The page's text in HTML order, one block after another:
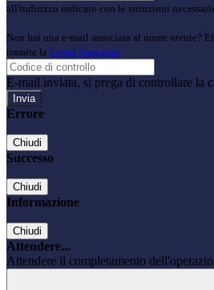
all'indirizzo indicato con le istruzioni
Non hai una e-mail associata al nome utente?
tramite la Login Spaggiari
E-mail inviata, si prega di controllare la
Errore
Chiudi
Successo
Chiudi
Informazione
Chiudi
Attendere...
Attendere il completamento